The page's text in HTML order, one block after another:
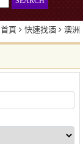
首頁 快速找酒 澳洲